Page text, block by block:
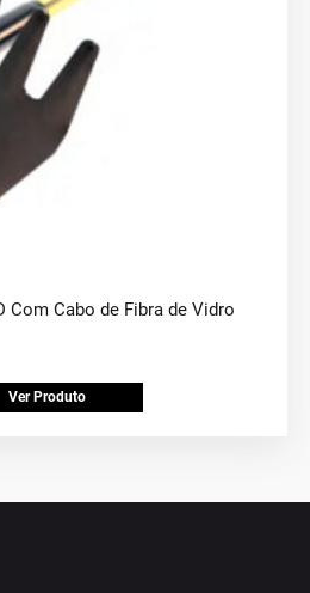
Com Cabo de Fibra de Vidro
Ver Produto